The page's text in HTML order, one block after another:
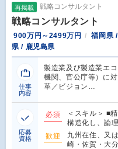
再掲載 戦略コンサルタント
戦略コンサルタント
900万円～2499万円
福岡県
県 / 鹿児島県
仕事
内容
製造業及び製造業エ
機関、官公庁等）に
革／ビジョン…
応募
資格
必須
＜スキル＞ ■
構造化し、論
歓迎
九州在住、又
崎・佐賀・大